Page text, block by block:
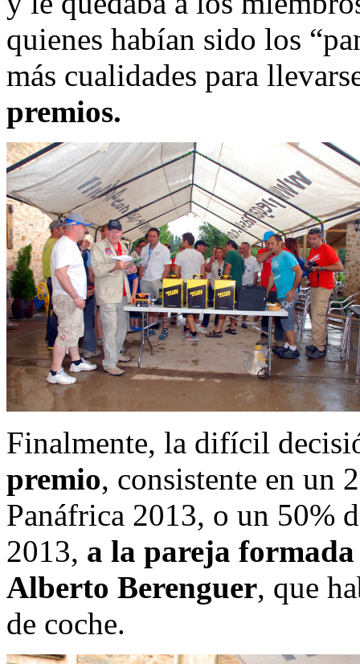
quienes habían sido los
más cualidades para
premios.
Finalmente, la difícil
premio, consistente en un
Panáfrica 2013, o un 50%
2013, a la pareja
Alberto Berenguer, que
de coche.